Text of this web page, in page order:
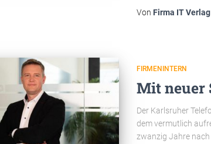
Von Firma IT
FIRMENINTERN
Mit neuer
Der Karlsruher
dem vermutlich
zwanzig Jahre